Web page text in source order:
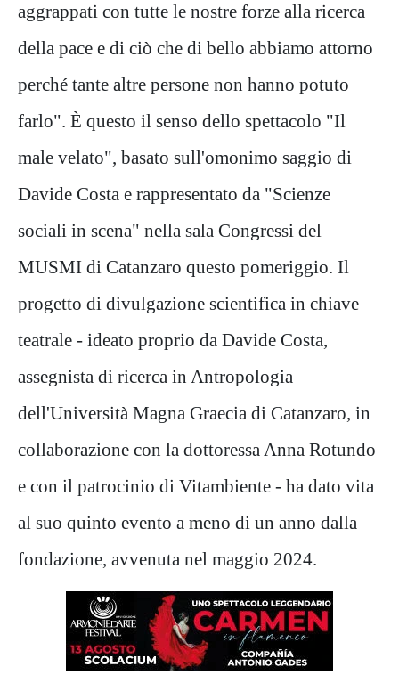
aggrappati con tutte le nostre forze alla ricerca
della pace e di ciò che di bello abbiamo attorno
perché tante altre persone non hanno potuto
farlo". È questo il senso dello spettacolo "Il
male velato", basato sull'omonimo saggio di
Davide Costa e rappresentato da "Scienze
sociali in scena" nella sala Congressi del
MUSMI di Catanzaro questo pomeriggio. Il
progetto di divulgazione scientifica in chiave
teatrale - ideato proprio da Davide Costa,
assegnista di ricerca in Antropologia
dell'Università Magna Graecia di Catanzaro, in
collaborazione con la dottoressa Anna Rotundo
e con il patrocinio di Vitambiente - ha dato vita
al suo quinto evento a meno di un anno dalla
fondazione, avvenuta nel maggio 2024.